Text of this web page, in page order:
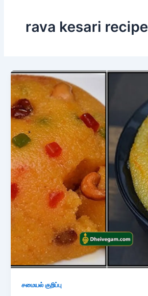
rava kesari recipe
சமையல் குறிப்பு